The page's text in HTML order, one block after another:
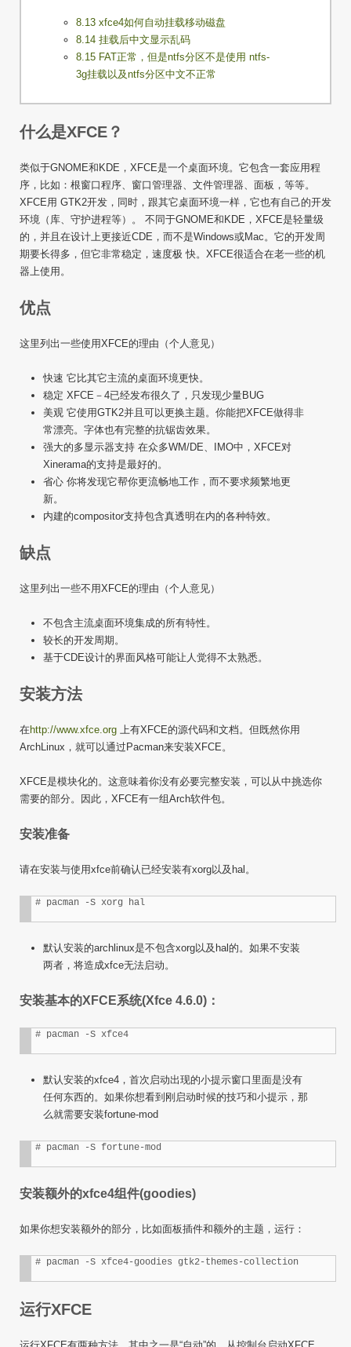
8.13 xfce4如何自动挂载移动磁盘
8.14 挂载后中文显示乱码
8.15 FAT正常，但是ntfs分区不是使用 ntfs-
3g挂载以及ntfs分区中文不正常
什么是XFCE？
类似于GNOME和KDE，XFCE是一个桌面环境。它包含一套应用程
序，比如：根窗口程序、窗口管理器、文件管理器、面板，等等。
XFCE用 GTK2开发，同时，跟其它桌面环境一样，它也有自己的开发
环境（库、守护进程等）。 不同于GNOME和KDE，XFCE是轻量级
的，并且在设计上更接近CDE，而不是Windows或Mac。它的开发周
期要长得多，但它非常稳定，速度极 快。XFCE很适合在老一些的机
器上使用。
优点
这里列出一些使用XFCE的理由（个人意见）
快速 它比其它主流的桌面环境更快。
稳定 XFCE－4已经发布很久了，只发现少量BUG
美观 它使用GTK2并且可以更换主题。你能把XFCE做得非
常漂亮。字体也有完整的抗锯齿效果。
强大的多显示器支持 在众多WM/DE、IMO中，XFCE对
Xinerama的支持是最好的。
省心 你将发现它帮你更流畅地工作，而不要求频繁地更
新。
内建的compositor支持包含真透明在内的各种特效。
缺点
这里列出一些不用XFCE的理由（个人意见）
不包含主流桌面环境集成的所有特性。
较长的开发周期。
基于CDE设计的界面风格可能让人觉得不太熟悉。
安装方法
在http://www.xfce.org 上有XFCE的源代码和文档。但既然你用
ArchLinux，就可以通过Pacman来安装XFCE。
XFCE是模块化的。这意味着你没有必要完整安装，可以从中挑选你
需要的部分。因此，XFCE有一组Arch软件包。
安装准备
请在安装与使用xfce前确认已经安装有xorg以及hal。
默认安装的archlinux是不包含xorg以及hal的。如果不安装
两者，将造成xfce无法启动。
安装基本的XFCE系统(Xfce 4.6.0)：
默认安装的xfce4，首次启动出现的小提示窗口里面是没有
任何东西的。如果你想看到刚启动时候的技巧和小提示，那
么就需要安装fortune-mod
安装额外的xfce4组件(goodies)
如果你想安装额外的部分，比如面板插件和额外的主题，运行：
运行XFCE